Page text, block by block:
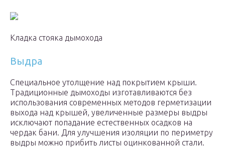
Кладка стояка дымохода
Выдра
Специальное утолщение над покрытием крыши.
Традиционные дымоходы изготавливаются без
использования современных методов герметизации
выхода над крышей, увеличенные размеры выдры
исключают попадание естественных осадков на
чердак бани. Для улучшения изоляции по периметру
выдры можно прибить листы оцинкованной стали.